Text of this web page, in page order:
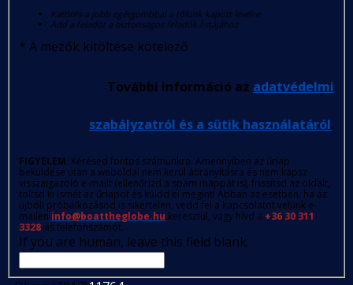
Kattints a jobb egérgombbal a tőlünk kapott levélre
Add a feladót a biztonságos feladók listájához
* A mezők kitöltése kötelező
További információ az adatvédelmi
szabályzatról és a sütik használatáról.
FIGYELEM: Kérésed fontos számunkra. Amennyiben az űrlap
beküldése után a weboldal nem kerül átirányításra és nem kapsz
visszaigazoló e-mailt (ellenőrizd a spam mappát is), frissítsd az oldalt,
töltsd ki ismét az űrlapot és küldd el megint! Abban az esetben, ha az
újbóli próbálkozásod is sikertelen, vedd fel a kapcsolatot velünk e-
mailen info@boattheglobe.hu keresztül, vagy hívd a +36 30 311
3328-as telefonszámot.
If you are human, leave this field blank.